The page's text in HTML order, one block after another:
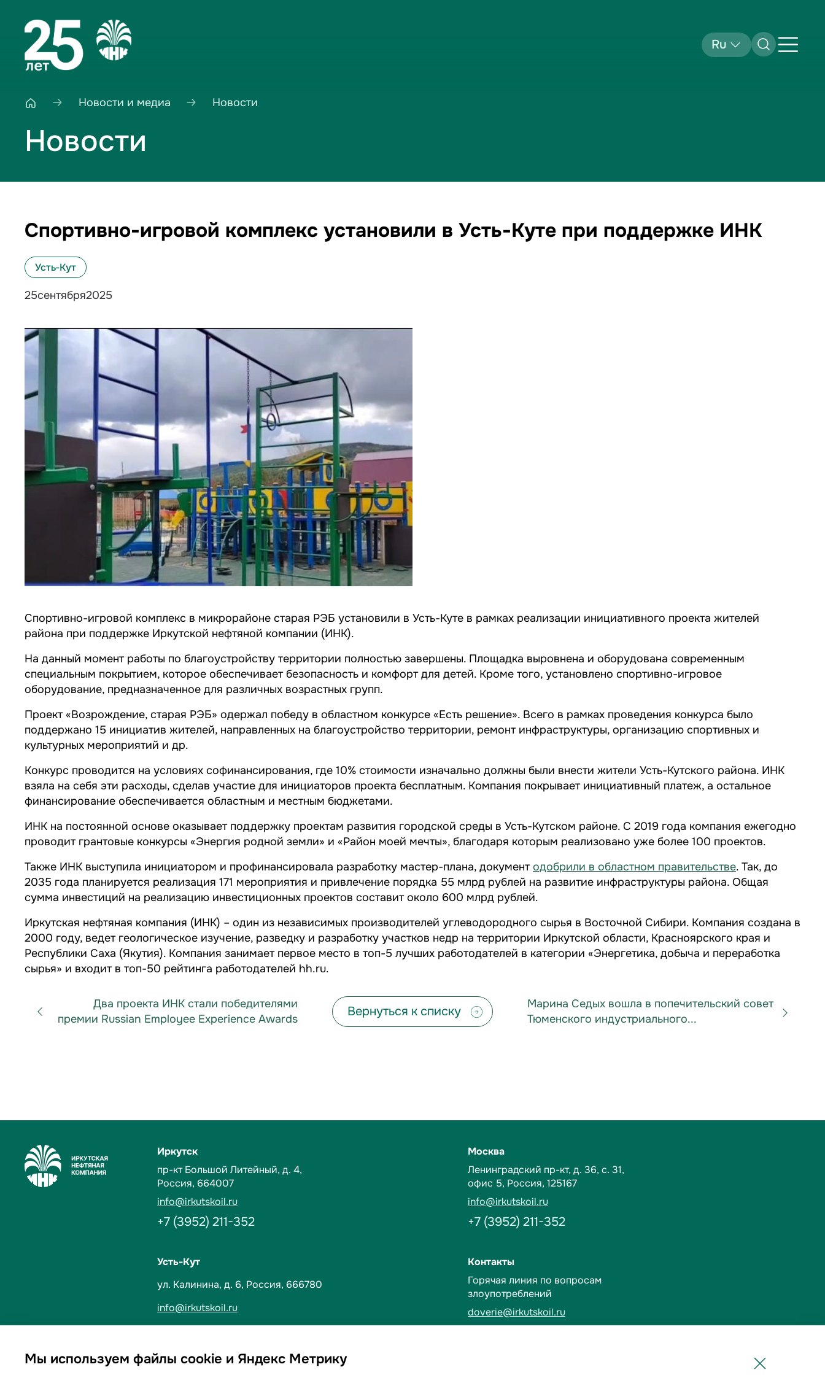
Ru
Новости и медиа Новости
Новости
Спортивно-игровой комплекс установили в Усть-Куте при поддержке ИНК
Усть-Кут
25сентября2025
Спортивно-игровой комплекс в микрорайоне старая РЭБ установили в Усть-Куте в рамках реализации инициативного проекта жителей
района при поддержке Иркутской нефтяной компании (ИНК).
На данный момент работы по благоустройству территории полностью завершены. Площадка выровнена и оборудована современным
специальным покрытием, которое обеспечивает безопасность и комфорт для детей. Кроме того, установлено спортивно-игровое
оборудование, предназначенное для различных возрастных групп.
Проект «Возрождение, старая РЭБ» одержал победу в областном конкурсе «Есть решение». Всего в рамках проведения конкурса было
поддержано 15 инициатив жителей, направленных на благоустройство территории, ремонт инфраструктуры, организацию спортивных и
культурных мероприятий и др.
Конкурс проводится на условиях софинансирования, где 10% стоимости изначально должны были внести жители Усть-Кутского района. ИНК
взяла на себя эти расходы, сделав участие для инициаторов проекта бесплатным. Компания покрывает инициативный платеж, а остальное
финансирование обеспечивается областным и местным бюджетами.
ИНК на постоянной основе оказывает поддержку проектам развития городской среды в Усть-Кутском районе. С 2019 года компания ежегодно
проводит грантовые конкурсы «Энергия родной земли» и «Район моей мечты», благодаря которым реализовано уже более 100 проектов.
Также ИНК выступила инициатором и профинансировала разработку мастер-плана, документодобрили в областном правительстве. Так, до
2035 года планируется реализация 171 мероприятия и привлечение порядка 55 млрд рублей на развитие инфраструктуры района. Общая
сумма инвестиций на реализацию инвестиционных проектов составит около 600 млрд рублей.
Иркутская нефтяная компания (ИНК) – один из независимых производителей углеводородного сырья в Восточной Сибири. Компания создана в
2000 году, ведет геологическое изучение, разведку и разработку участков недр на территории Иркутской области, Красноярского края и
Республики Саха (Якутия). Компания занимает первое место в топ-5 лучших работодателей в категории «Энергетика, добыча и переработка
сырья» и входит в топ-50 рейтинга работодателей hh.ru.
Два проекта ИНК стали победителями
премии Russian Employee Experience Awards
Вернуться к списку
Марина Седых вошла в попечительский совет
Тюменского индустриального...
Иркутск
пр-кт Большой Литейный, д. 4,
Россия, 664007
info@irkutskoil.ru
+7 (3952) 211-352
Москва
Ленинградский пр-кт, д. 36, c. 31,
офис 5, Россия, 125167
info@irkutskoil.ru
+7 (3952) 211-352
Усть-Кут
ул. Калинина, д. 6, Россия, 666780
info@irkutskoil.ru
Контакты
Горячая линия по вопросам
злоупотреблений
doverie@irkutskoil.ru
Мы используем файлы cookie и Яндекс Метрику